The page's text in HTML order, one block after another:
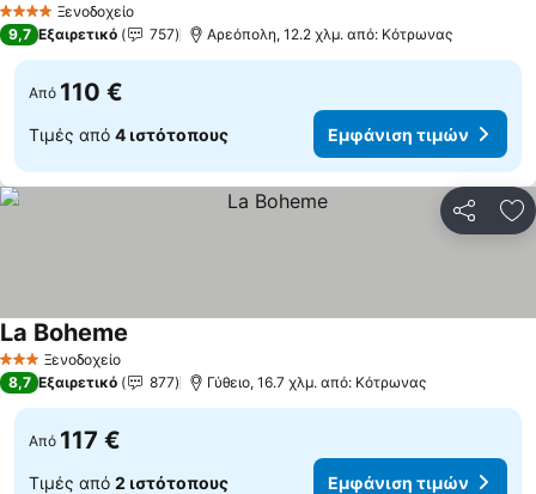
4 ΑστέριαΞενοδοχείο
9,7 Εξαιρετικό 757 Αρεόπολη, 12.2 χλμ. από: Κότρωνας
Από 110 €
Τιμές από 4 ιστότοπους Εμφάνιση τιμών
3 ΑστέριαΞενοδοχείο
La Boheme
8,7 Εξαιρετικό 877 Γύθειο, 16.7 χλμ. από: Κότρωνας
Από 117 €
Τιμές από 2 ιστότοπους Εμφάνιση τιμών